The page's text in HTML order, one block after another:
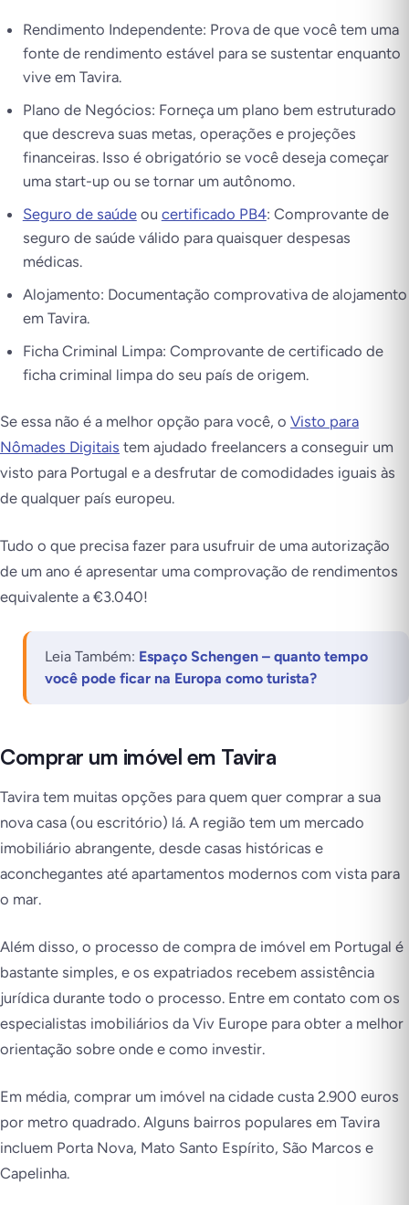
Rendimento Independente: Prova de que você tem uma
fonte de rendimento estável para se sustentar enquanto
vive em Tavira.
Plano de Negócios: Forneça um plano bem estruturado
que descreva suas metas, operações e projeções
financeiras. Isso é obrigatório se você deseja começar
uma start-up ou se tornar um autônomo.
Seguro de saúdeou certificado PB4: Comprovante de
seguro de saúde válido para quaisquer despesas
médicas.
Alojamento: Documentação comprovativa de alojamento
em Tavira.
Ficha Criminal Limpa: Comprovante de certificado de
ficha criminal limpa do seu país de origem.
Se essa não é a melhor opção para você, o Visto para
Nômades Digitais tem ajudado freelancers a conseguir um
visto para Portugal e a desfrutar de comodidades iguais às
de qualquer país europeu.
Tudo o que precisa fazer para usufruir de uma autorização
de um ano é apresentar uma comprovação de rendimentos
equivalente a €3.040!
Leia Também: Espaço Schengen – quanto tempo
você pode ficar na Europa como turista?
Comprar um imóvel em Tavira
Tavira tem muitas opções para quem quer comprar a sua
nova casa (ou escritório) lá. A região tem um mercado
imobiliário abrangente, desde casas históricas e
aconchegantes até apartamentos modernos com vista para
o mar.
Além disso, o processo de compra de imóvel em Portugal é
bastante simples, e os expatriados recebem assistência
jurídica durante todo o processo. Entre em contato com os
especialistas imobiliários da Viv Europe para obter a melhor
orientação sobre onde e como investir.
Em média, comprar um imóvel na cidade custa 2.900 euros
por metro quadrado. Alguns bairros populares em Tavira
incluem Porta Nova, Mato Santo Espírito, São Marcos e
Capelinha.